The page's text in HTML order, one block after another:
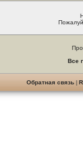
Все
Обратная связь